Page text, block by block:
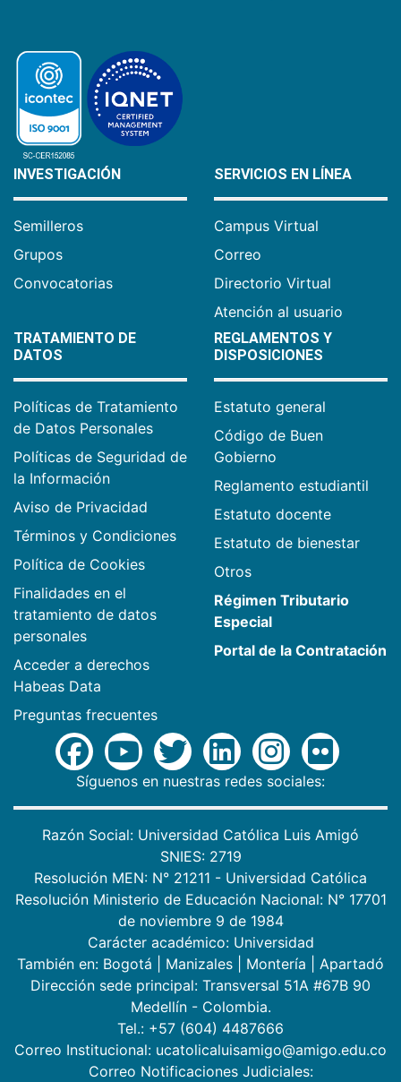
INVESTIGACIÓN
Semilleros
Grupos
Convocatorias
SERVICIOS EN LÍNEA
Campus Virtual
Correo
Directorio Virtual
Atención al usuario
TRATAMIENTO DE
DATOS
Políticas de Tratamiento
de Datos Personales
Políticas de Seguridad de
la Información
Aviso de Privacidad
Términos y Condiciones
Política de Cookies
Finalidades en el
tratamiento de datos
personales
Acceder a derechos
Habeas Data
Preguntas frecuentes
REGLAMENTOS Y
DISPOSICIONES
Estatuto general
Código de Buen
Gobierno
Reglamento estudiantil
Estatuto docente
Estatuto de bienestar
Otros
Régimen Tributario
Especial
Portal de la Contratación
Síguenos en nuestras redes sociales:
Razón Social: Universidad Católica Luis Amigó
SNIES: 2719
Resolución MEN: N° 21211 - Universidad Católica
Resolución Ministerio de Educación Nacional: N° 17701
de noviembre 9 de 1984
Carácter académico: Universidad
También en: Bogotá Manizales Montería
Apartadó
Dirección sede principal: Transversal 51A #67B 90
Medellín - Colombia.
Tel.: +57 (604) 4487666
Correo Institucional: ucatolicaluisamigo@amigo.edu.co
Correo Notificaciones Judiciales: